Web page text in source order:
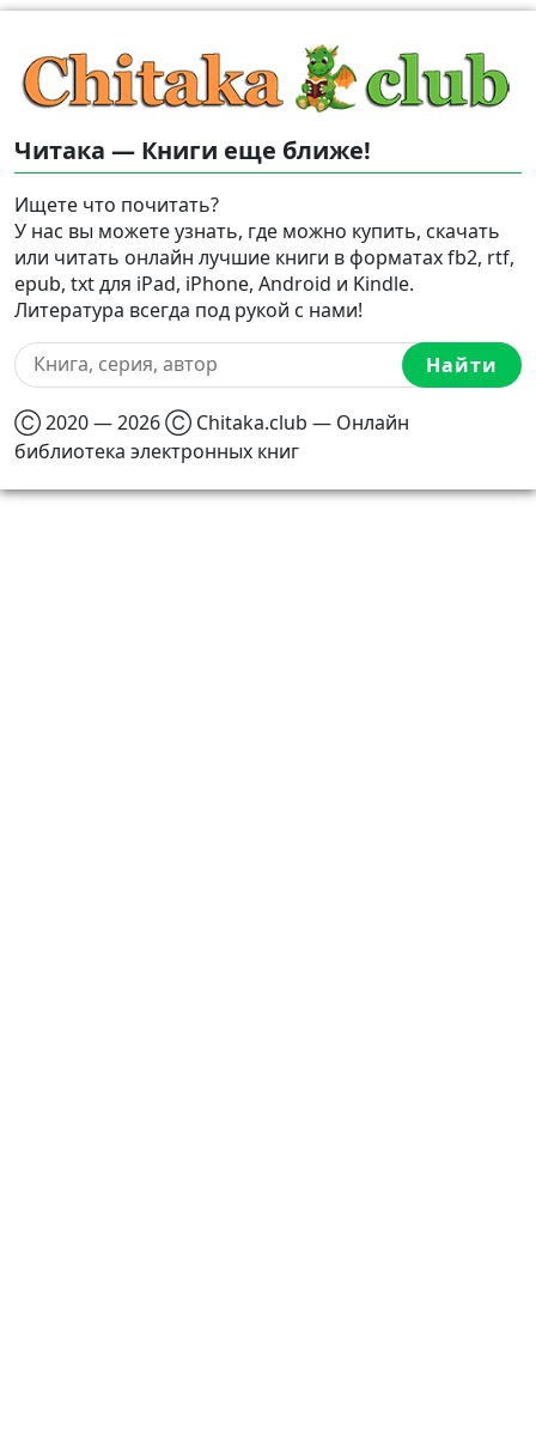
Читака — Книги еще ближе!
Ищете что почитать?
У нас вы можете узнать, где можно купить, скачать
или читать онлайн лучшие книги в форматах fb2, rtf,
epub, txt для iPad, iPhone, Android и Kindle.
Литература всегда под рукой с нами!
Найти
Ⓒ 2020 — 2026 Ⓒ Chitaka.club — Онлайн
библиотека электронных книг